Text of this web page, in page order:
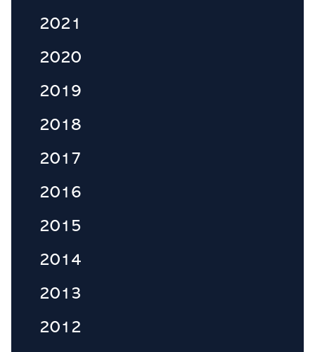
2021
2020
2019
2018
2017
2016
2015
2014
2013
2012